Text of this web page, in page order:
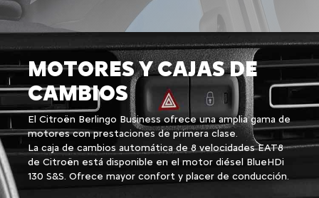
MOTORES Y CAJAS DE
CAMBIOS
El Citroën Berlingo Business ofrece una amplia gama de
motores con prestaciones de primera clase.
La caja de cambios automática de 8 velocidades EAT8
de Citroën está disponible en el motor diésel BlueHDi
130 S&S. Ofrece mayor confort y placer de conducción.